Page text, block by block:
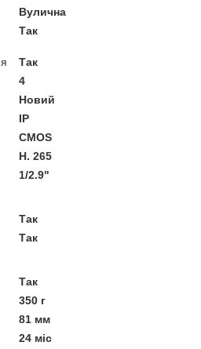
Вулична
Так
Так
4
Новий
IP
CMOS
H. 265
1/2.9"
Так
Так
Так
350 г
81 мм
24 міс